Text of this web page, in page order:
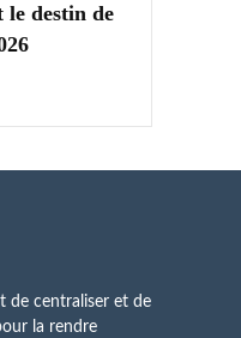
le destin de
de centraliser et de
la rendre